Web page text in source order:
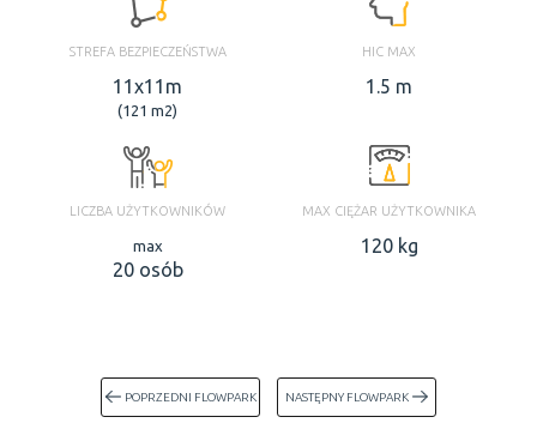
STREFA BEZPIECZEŃSTWA
11x11m
(121 m2)
HIC MAX
1.5 m
LICZBA UŻYTKOWNIKÓW
max
20 osób
MAX CIĘŻAR UŻYTKOWNIKA
120 kg
POPRZEDNI FLOWPARK NASTĘPNY FLOWPARK